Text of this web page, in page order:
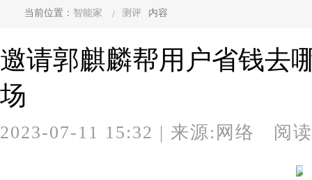
当前位置： 智能家 测评 内容
邀请郭麒麟帮用户省钱去
场
2023-07-11 15:32 | 来源:网络 阅